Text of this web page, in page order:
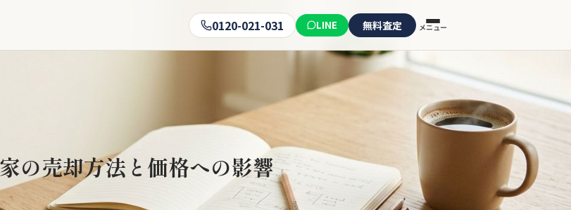
0120-021-031 LINE 無料査定 メニュー
の売却方法と価格への影響